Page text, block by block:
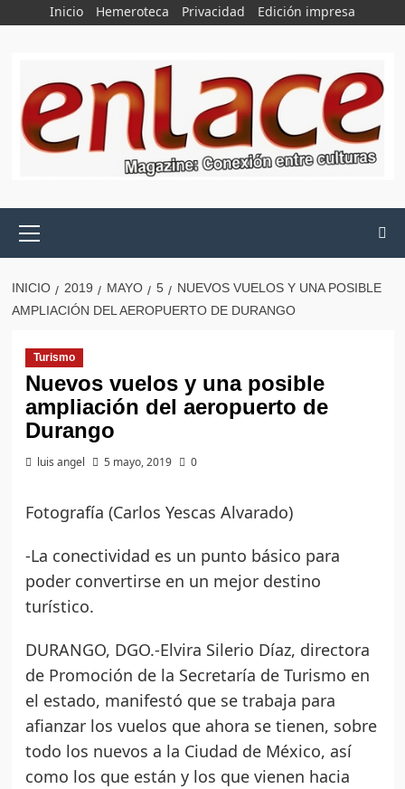
Inicio Hemeroteca Privacidad Edición impresa
principal
INICIO 2019 MAYO 5
NUEVOS VUELOS Y UNA POSIBLE
AMPLIACIÓN DEL AEROPUERTO DE DURANGO
Turismo
Nuevos vuelos y una posible
ampliación del aeropuerto de
Durango
luis angel 5 mayo, 2019 0
Fotografía (Carlos Yescas Alvarado)
-La conectividad es un punto básico para
poder convertirse en un mejor destino
turístico.
DURANGO, DGO.-Elvira Silerio Díaz, directora
de Promoción de la Secretaría de Turismo en
el estado, manifestó que se trabaja para
afianzar los vuelos que ahora se tienen, sobre
todo los nuevos a la Ciudad de México, así
como los que están y los que vienen hacia